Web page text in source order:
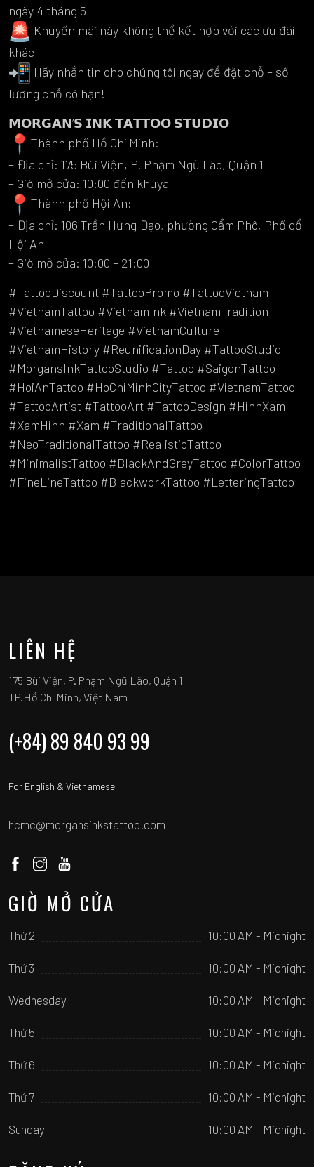
ngày 4 tháng 5
Khuyến mãi này không thể kết hợp với các ưu đãi
khác
Hãy nhắn tin cho chúng tôi ngay để đặt chỗ – số
lượng chỗ có hạn!
𝗠𝗢𝗥𝗚𝗔𝗡’𝗦 𝗜𝗡𝗞 𝗧𝗔𝗧𝗧𝗢𝗢 𝗦𝗧𝗨𝗗𝗜𝗢
Thành phố Hồ Chí Minh:
– Địa chỉ: 175 Bùi Viện, P. Phạm Ngũ Lão, Quận 1
– Giờ mở cửa: 10:00 đến khuya
Thành phố Hội An:
– Địa chỉ: 106 Trần Hưng Đạo, phường Cẩm Phô, Phố cổ
Hội An
– Giờ mở cửa: 10:00 – 21:00
#TattooDiscount #TattooPromo #TattooVietnam
#VietnamTattoo #VietnamInk #VietnamTradition
#VietnameseHeritage #VietnamCulture
#VietnamHistory #ReunificationDay #TattooStudio
#MorgansInkTattooStudio #Tattoo #SaigonTattoo
#HoiAnTattoo #HoChiMinhCityTattoo #VietnamTattoo
#TattooArtist #TattooArt #TattooDesign #HinhXam
#XamHinh #Xam #TraditionalTattoo
#NeoTraditionalTattoo #RealisticTattoo
#MinimalistTattoo #BlackAndGreyTattoo #ColorTattoo
#FineLineTattoo #BlackworkTattoo #LetteringTattoo
LIÊN HỆ
175 Bùi Viện, P. Phạm Ngũ Lão, Quận 1
TP.Hồ Chí Minh, Việt Nam
(+84) 89 840 93 99
For English & Vietnamese
hcmc@morgansinkstattoo.com
GIỜ MỞ CỬA
Thứ 2 10:00 AM - Midnight
Thứ 3 10:00 AM - Midnight
Wednesday 10:00 AM - Midnight
Thứ 5 10:00 AM - Midnight
Thứ 6 10:00 AM - Midnight
Thứ 7 10:00 AM - Midnight
Sunday 10:00 AM - Midnight